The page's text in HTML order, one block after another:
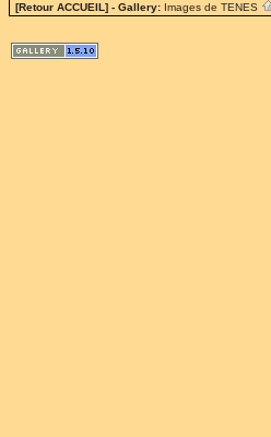
[Retour ACCUEIL] - Gallery: Images de TENES